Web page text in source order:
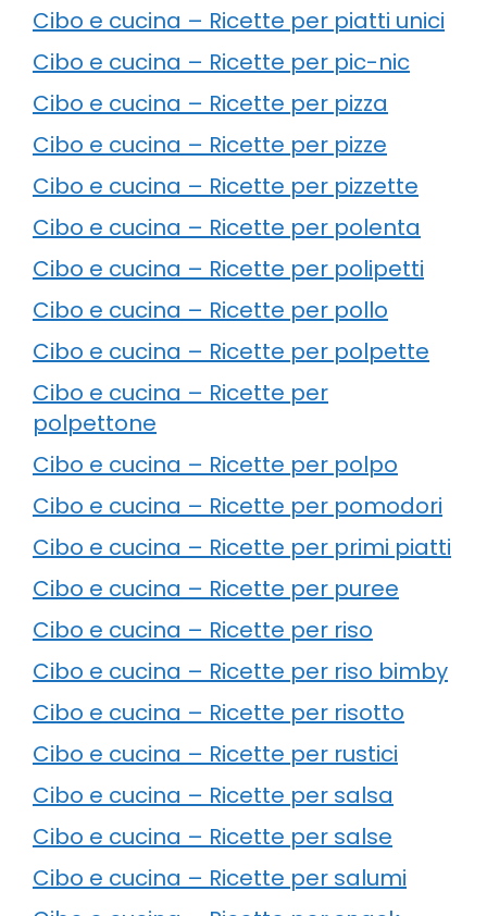
Cibo e cucina – Ricette per piatti unici
Cibo e cucina – Ricette per pic-nic
Cibo e cucina – Ricette per pizza
Cibo e cucina – Ricette per pizze
Cibo e cucina – Ricette per pizzette
Cibo e cucina – Ricette per polenta
Cibo e cucina – Ricette per polipetti
Cibo e cucina – Ricette per pollo
Cibo e cucina – Ricette per polpette
Cibo e cucina – Ricette per
polpettone
Cibo e cucina – Ricette per polpo
Cibo e cucina – Ricette per pomodori
Cibo e cucina – Ricette per primi piatti
Cibo e cucina – Ricette per puree
Cibo e cucina – Ricette per riso
Cibo e cucina – Ricette per riso bimby
Cibo e cucina – Ricette per risotto
Cibo e cucina – Ricette per rustici
Cibo e cucina – Ricette per salsa
Cibo e cucina – Ricette per salse
Cibo e cucina – Ricette per salumi